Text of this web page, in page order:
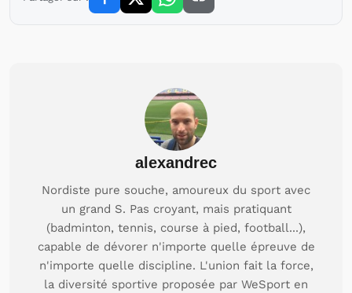
alexandrec
Nordiste pure souche, amoureux du sport avec
un grand S. Pas croyant, mais pratiquant
(badminton, tennis, course à pied, football...),
capable de dévorer n'importe quelle épreuve de
n'importe quelle discipline. L'union fait la force,
la diversité sportive proposée par WeSport en